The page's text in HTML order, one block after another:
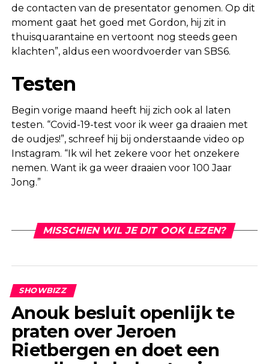
de contacten van de presentator genomen. Op dit
moment gaat het goed met Gordon, hij zit in
thuisquarantaine en vertoont nog steeds geen
klachten”, aldus een woordvoerder van SBS6.
Testen
Begin vorige maand heeft hij zich ook al laten
testen. “Covid-19-test voor ik weer ga draaien met
de oudjes!”, schreef hij bij onderstaande video op
Instagram. “Ik wil het zekere voor het onzekere
nemen. Want ik ga weer draaien voor 100 Jaar
Jong.”
MISSCHIEN WIL JE DIT OOK LEZEN?
SHOWBIZZ
Anouk besluit openlijk te
praten over Jeroen
Rietbergen en doet een